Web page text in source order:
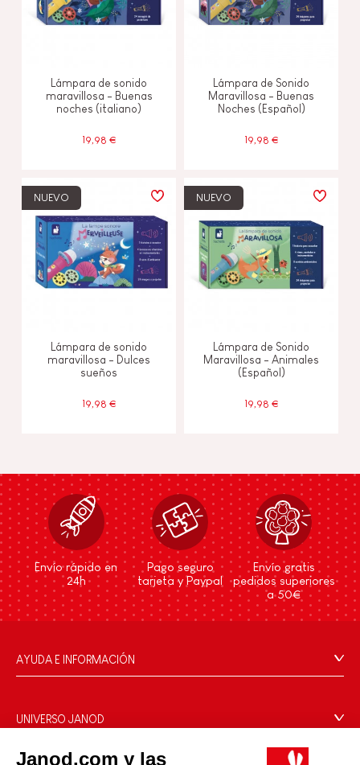
Janod.com y las
Lámpara de sonido
maravillosa - Buenas
noches (italiano)
19,98 €
Lámpara de Sonido
Maravillosa - Buenas
Noches (Español)
19,98 €
NUEVO
Lámpara de sonido
maravillosa - Dulces
sueños
19,98 €
NUEVO
Lámpara de Sonido
Maravillosa - Animales
(Español)
19,98 €
Envío rápido en
24h
Pago seguro
tarjeta y Paypal
Envío gratis
pedidos superiores
a 50€
AYUDA E INFORMACIÓN
Preguntas más frecuentes
Tiendas
UNIVERSO JANOD